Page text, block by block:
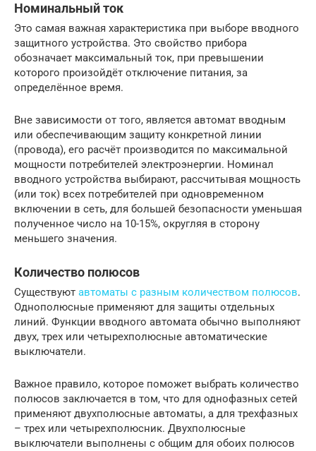
Номинальный ток
Это самая важная характеристика при выборе вводного
защитного устройства. Это свойство прибора
обозначает максимальный ток, при превышении
которого произойдёт отключение питания, за
определённое время.
Вне зависимости от того, является автомат вводным
или обеспечивающим защиту конкретной линии
(провода), его расчёт производится по максимальной
мощности потребителей электроэнергии. Номинал
вводного устройства выбирают, рассчитывая мощность
(или ток) всех потребителей при одновременном
включении в сеть, для большей безопасности уменьшая
полученное число на 10-15%, округляя в сторону
меньшего значения.
Количество полюсов
Существуют автоматы с разным количеством полюсов.
Однополюсные применяют для защиты отдельных
линий. Функции вводного автомата обычно выполняют
двух, трех или четырехполюсные автоматические
выключатели.
Важное правило, которое поможет выбрать количество
полюсов заключается в том, что для однофазных сетей
применяют двухполюсные автоматы, а для трехфазных
– трех или четырехполюсник. Двухполюсные
выключатели выполнены с общим для обоих полюсов